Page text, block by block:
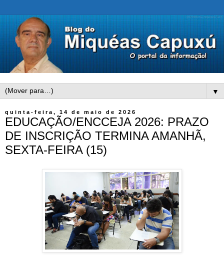
▼
quinta-feira, 14 de maio de 2026
EDUCAÇÃO/ENCCEJA 2026: PRAZO
DE INSCRIÇÃO TERMINA AMANHÃ,
SEXTA-FEIRA (15)